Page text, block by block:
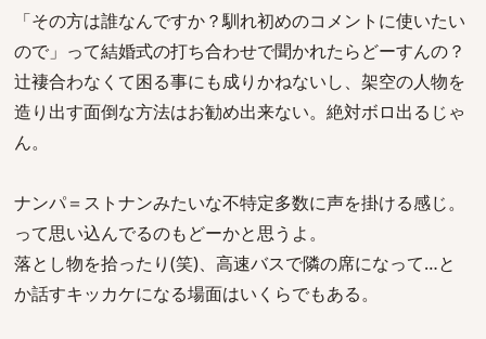
「その方は誰なんですか？馴れ初めのコメントに使いたい
ので」って結婚式の打ち合わせで聞かれたらどーすんの？
辻褄合わなくて困る事にも成りかねないし、架空の人物を
造り出す面倒な方法はお勧め出来ない。絶対ボロ出るじゃ
ん。
ナンパ＝ストナンみたいな不特定多数に声を掛ける感じ。
って思い込んでるのもどーかと思うよ。
落とし物を拾ったり(笑)、高速バスで隣の席になって…と
か話すキッカケになる場面はいくらでもある。